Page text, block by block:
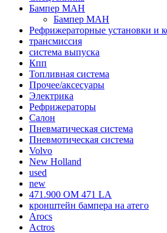
Бампер МАН
Бампер МАН
Рефрижераторные установки и
трансмиссия
система выпуска
Кпп
Топливная система
Прочее/аксесуары
Электрика
Рефрижераторы
Салон
Пневматическая система
Пневмотическая система
Volvo
New Holland
used
new
471.900 OM 471 LA
кронштейн бампера на атего
Arocs
Actros